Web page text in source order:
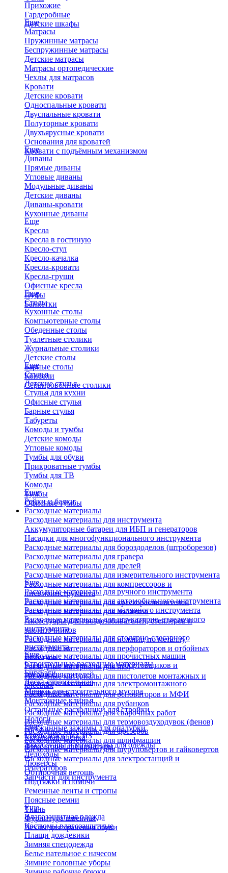
Прихожие
Гардеробные
Детские шкафы
Еще
Матрасы
Пружинные матрасы
Беспружинные матрасы
Детские матрасы
Матрасы ортопедические
Чехлы для матрасов
Кровати
Детские кровати
Односпальные кровати
Двуспальные кровати
Полуторные кровати
Двухъярусные кровати
Основания для кроватей
Кровати с подъёмным механизмом
Еще
Диваны
Прямые диваны
Угловые диваны
Модульные диваны
Детские диваны
Диваны-кровати
Кухонные диваны
Еще
Кресла
Кресла в гостиную
Кресло-стул
Кресло-качалка
Кресла-кровати
Кресла-груши
Офисные кресла
Пуфы
Банкетки
Еще
Столы
Кухонные столы
Компьютерные столы
Обеденные столы
Туалетные столики
Журнальные столики
​Детские столы
Барные столы
Консоли
Сервировочные столики
Еще
Стулья
Детские стулья
Стулья для кухни
Офисные стулья
Барные стулья
Табуреты
Комоды и тумбы
Детские комоды
Угловые комоды
Тумбы для обуви
Прикроватные тумбы
Тумбы для ТВ
Комоды
Тумбы
Офисные тумбы
Еще
Рейки и балки
Расходные материалы
Расходные материалы для инструмента
Аккумуляторные батареи для ИБП и генераторов
Насадки для многофункционального инструмента
Расходные материалы для бороздоделов (штроборезов)
Расходные материалы для гравера
Расходные материалы для дрелей
Расходные материалы для измерительного инструмента
Расходные материалы для компрессоров и
пневмоинструмента
Расходные материалы для краскораспылителей
Расходные материалы для лобзиков
Аксессуары для гвоздезабивателей, степлеров и
заклепочников
Расходные материалы для ножниц по металлу
Расходные материалы для перфораторов и отбойных
молотков
Расходные материалы для пил
Расходные материалы для пистолетов монтажных и
клеевых
Расходные материалы для реноваторов и МФИ
Расходные материалы для рубанков
Расходные материалы для сварочных работ
Расходные материалы для термовоздуходувок (фенов)
Расходные материалы для фрезеров
Расходные материалы для шлифмашин
Расходные материалы для шуруповертов и гайковертов
Расходные материалы для электростанций и
генераторов
Запчасти для инструмента
Еще
Расходные материалы для ручного инструмента
Расходные материалы для автомобильного инструмента
Расходные материалы для малярного инструмента
Расходные материалы для штукатурно-отделочного
инструмента
Расходные материалы для столярно-слесарного
инструмента
Расходные материалы для прочистных машин
Расходные материалы для отбортовщиков и
труборасширителей
Расходные материалы для электромонтажного
инструмента
Еще
Строительные расходные материалы
Биг-Бэги
Леска строительная
Мешки для строительного мусора
Монтажные клинья
Остальные расходники для стройки
Пологи
Пружинные зажимы для опалубки
Укрывная пленка
Фиксаторы для арматуры
Еще
Спецодежда и СИЗ
Аксессуары и материалы для одежды
Ледоходы
Люверсы
Обтирочная ветошь
Подтяжки и помочи
Ременные ленты и стропы
Поясные ремни
Ткань
Фурнитура швейная
Чехлы для хранения обуви
Еще
Влагозащитная одежда
Костюмы влагозащитные
Плащи дождевики
Зимняя спецодежда
Белье нательное с начесом
Зимние головные уборы